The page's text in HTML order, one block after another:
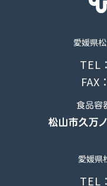
愛媛県
TEL
FAX
愛媛県
TEL